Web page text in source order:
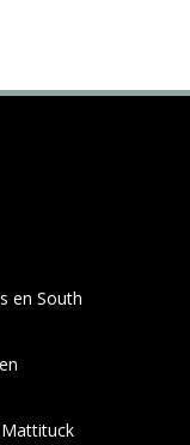
en South